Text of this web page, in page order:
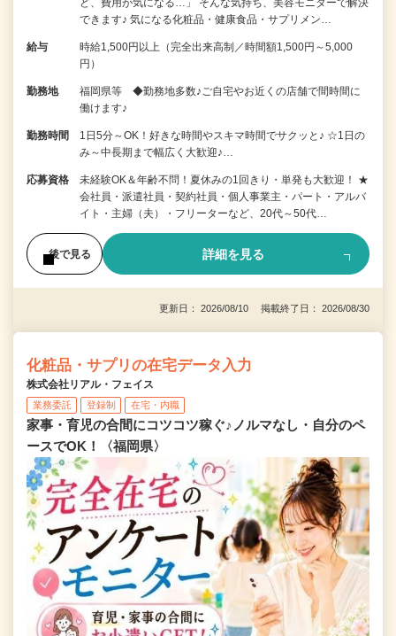
ど、費用が気になる…」 そんな気持ち、美容モニターで解決
できます♪ 気になる化粧品・健康食品・サプリメン…
給与
時給1,500円以上（完全出来高制／時間額1,500円～5,000
円）
勤務地
福岡県等 ◆勤務地多数♪ご自宅やお近くの店舗で間時間に
働けます♪
勤務時間
1日5分～OK！好きな時間やスキマ時間でサクッと♪ ☆1日の
み～中長期まで幅広く大歓迎♪…
応募資格
未経験OK＆年齢不問！夏休みの1回きり・単発も大歓迎！ ★
会社員・派遣社員・契約社員・個人事業主・パート・アルバ
イト・主婦（夫）・フリーターなど、20代～50代…
後で見る 詳細を見る
更新日： 2026/08/10 掲載終了日： 2026/08/30
化粧品・サプリの在宅データ入力
株式会社リアル・フェイス
業務委託 登録制 在宅・内職
家事・育児の合間にコツコツ稼ぐ♪ノルマなし・自分のペ
ースでOK！〈福岡県〉